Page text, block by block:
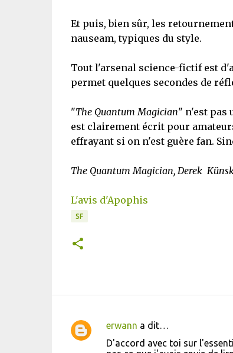
Et puis, bien sûr, les
nauseam, typiques du style.
Tout l'arsenal science-fictif est
permet quelques secondes de
"The Quantum Magician" n'est pas
est clairement écrit pour
effrayant si on n'est guère fan.
The Quantum Magician, Derek
L'avis d'Apophis
SF
C
erwann a dit…
D'accord avec toi sur